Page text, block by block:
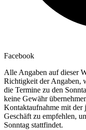
Facebook
Alle Angaben auf dieser
Richtigkeit der Angaben,
die Termine zu den
keine Gewähr
Kontaktaufnahme mit der
Geschäft zu empfehlen,
Sonntag stattfindet.